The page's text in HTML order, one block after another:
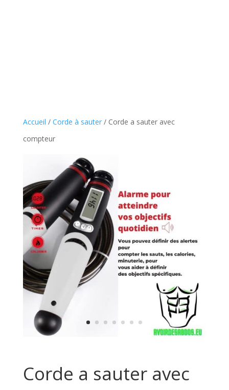
Accueil / Corde à sauter/ Corde a sauter avec
compteur
Corde a sauter avec